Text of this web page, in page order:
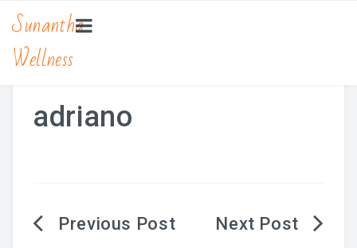
Sunantha
Wellness
adriano
Berichtnavigatie